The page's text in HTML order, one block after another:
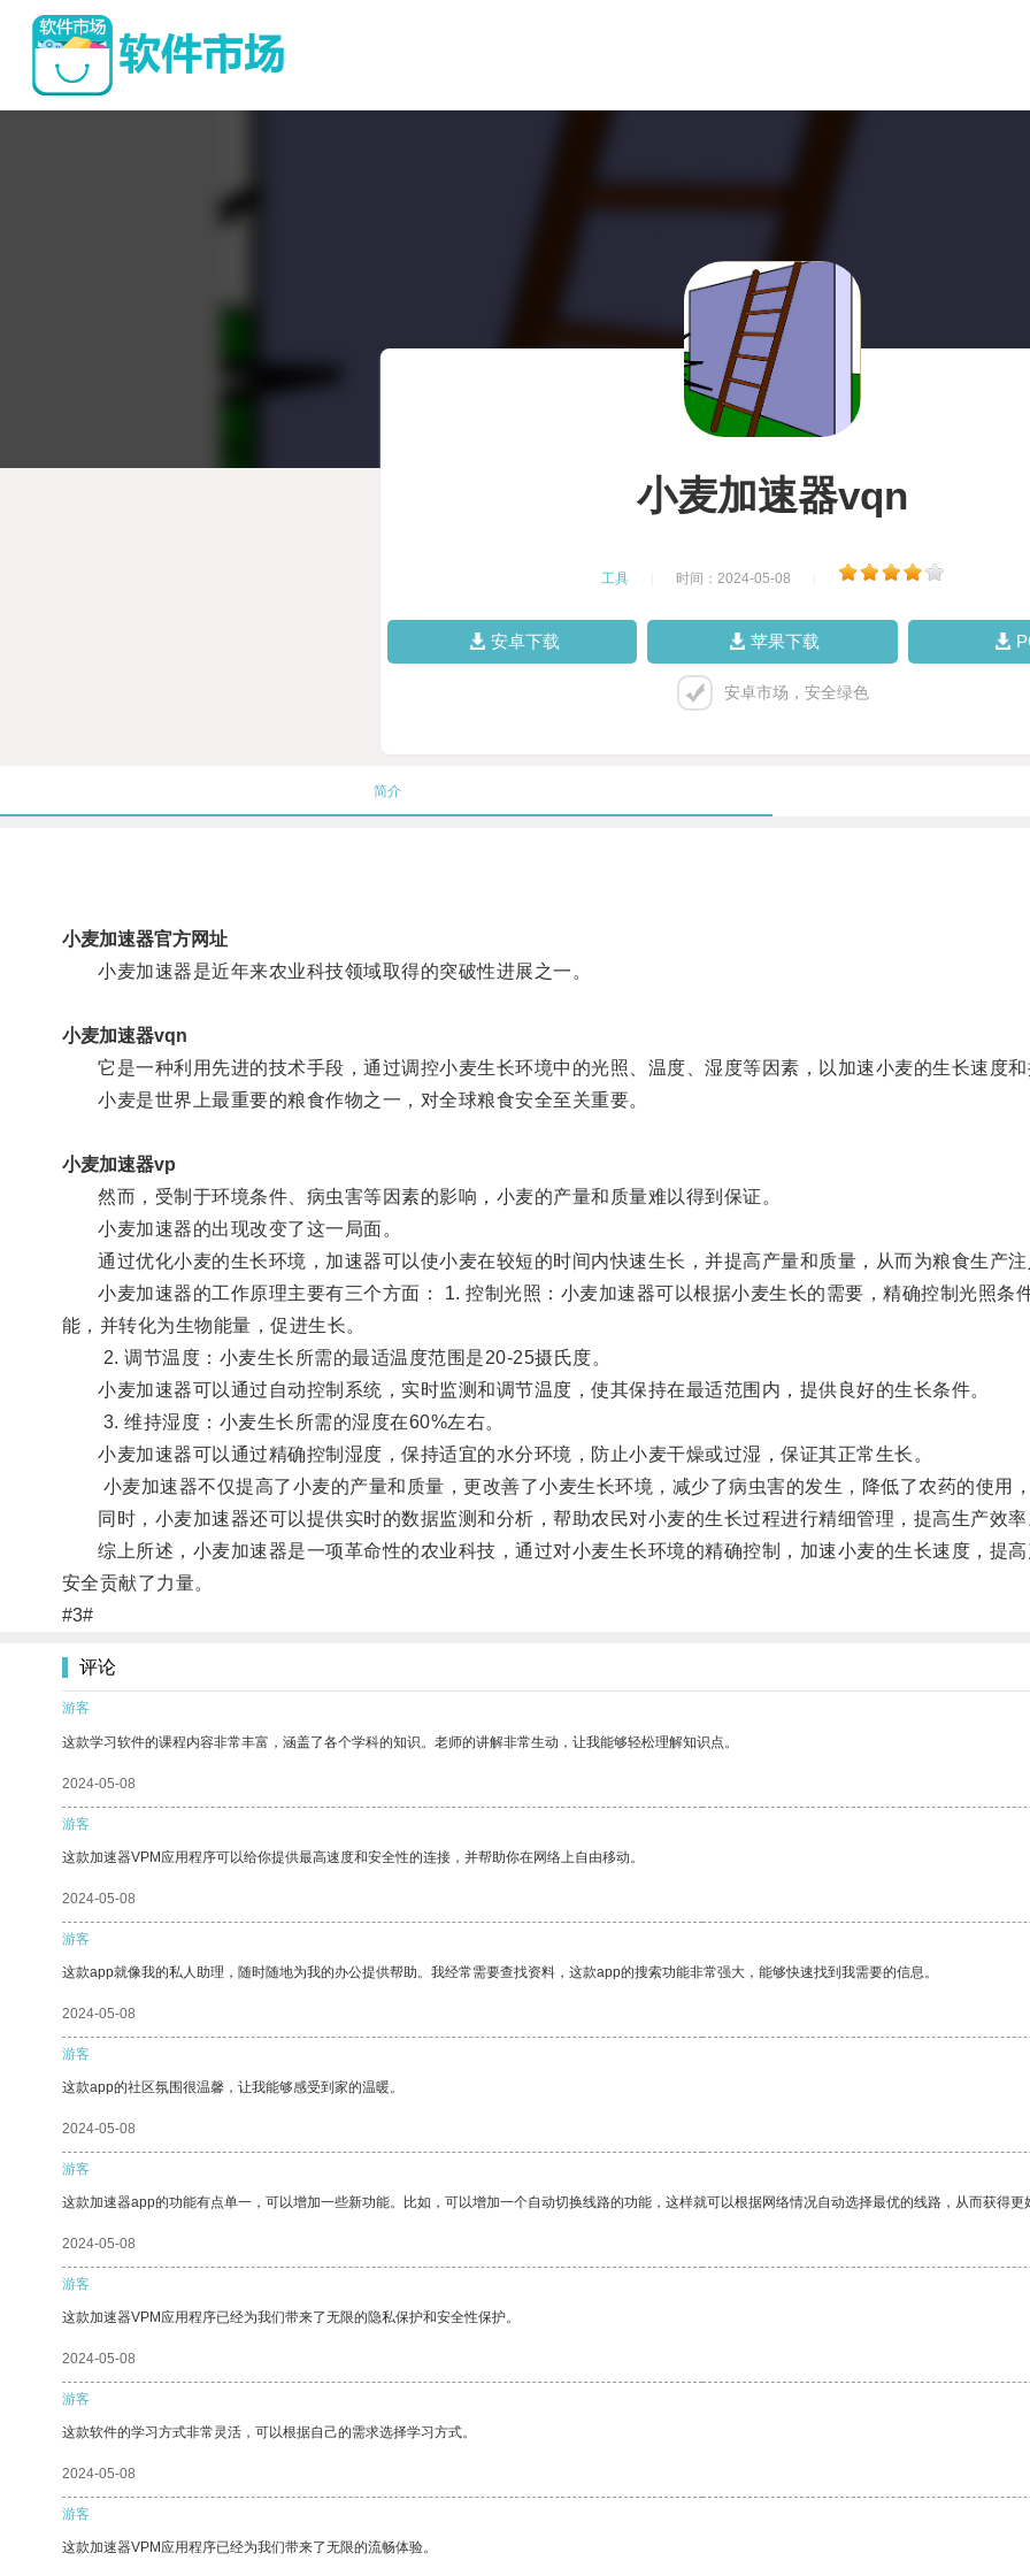
小麦加速器vqn
工具 时间：2024-05-08
安卓下载 苹果下载
安卓市场，安全绿色
简介
小麦加速器官方网址
小麦加速器是近年来农业科技领域取得的突破性进展之一。
小麦加速器vqn
它是一种利用先进的技术手段，通过调控小麦生长环境中的光照、温度、湿度等因素，以加速小麦的生长速度和
小麦是世界上最重要的粮食作物之一，对全球粮食安全至关重要。
小麦加速器vp
然而，受制于环境条件、病虫害等因素的影响，小麦的产量和质量难以得到保证。
小麦加速器的出现改变了这一局面。
通过优化小麦的生长环境，加速器可以使小麦在较短的时间内快速生长，并提高产量和质量，从而为粮食生产注
小麦加速器的工作原理主要有三个方面： 1. 控制光照：小麦加速器可以根据小麦生长的需要，精确控制光照条
能，并转化为生物能量，促进生长。
2. 调节温度：小麦生长所需的最适温度范围是20-25摄氏度。
小麦加速器可以通过自动控制系统，实时监测和调节温度，使其保持在最适范围内，提供良好的生长条件。
3. 维持湿度：小麦生长所需的湿度在60%左右。
小麦加速器可以通过精确控制湿度，保持适宜的水分环境，防止小麦干燥或过湿，保证其正常生长。
小麦加速器不仅提高了小麦的产量和质量，更改善了小麦生长环境，减少了病虫害的发生，降低了农药的使用，
同时，小麦加速器还可以提供实时的数据监测和分析，帮助农民对小麦的生长过程进行精细管理，提高生产效率
综上所述，小麦加速器是一项革命性的农业科技，通过对小麦生长环境的精确控制，加速小麦的生长速度，提
安全贡献了力量。
#3#
评论
游客
这款学习软件的课程内容非常丰富，涵盖了各个学科的知识。老师的讲解非常生动，让我能够轻松理解知识点。
2024-05-08
游客
这款加速器VPM应用程序可以给你提供最高速度和安全性的连接，并帮助你在网络上自由移动。
2024-05-08
游客
这款app就像我的私人助理，随时随地为我的办公提供帮助。我经常需要查找资料，这款app的搜索功能非常强大，能够快速找到我需要的信息。
2024-05-08
游客
这款app的社区氛围很温馨，让我能够感受到家的温暖。
2024-05-08
游客
这款加速器app的功能有点单一，可以增加一些新功能。比如，可以增加一个自动切换线路的功能，这样就可以根据网络情况自动选择最优的线路，从而获得更
2024-05-08
游客
这款加速器VPM应用程序已经为我们带来了无限的隐私保护和安全性保护。
2024-05-08
游客
这款软件的学习方式非常灵活，可以根据自己的需求选择学习方式。
2024-05-08
游客
这款加速器VPM应用程序已经为我们带来了无限的流畅体验。